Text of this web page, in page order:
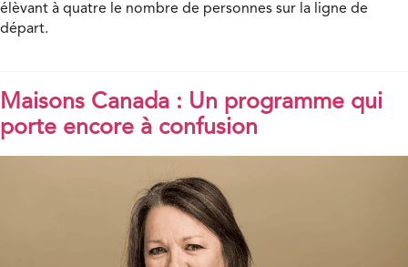
élèvant à quatre le nombre de personnes sur la ligne de
départ.
Maisons Canada : Un programme qui
porte encore à confusion